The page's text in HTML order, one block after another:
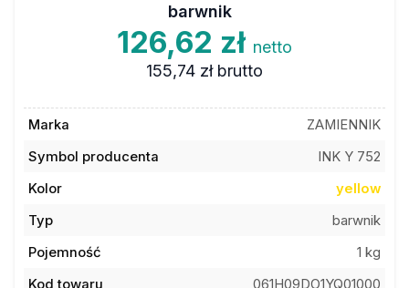
barwnik
126,62 zł netto
155,74 zł brutto
Marka
ZAMIENNIK
Symbol producenta
INK Y 752
Kolor
yellow
Typ
barwnik
Pojemność
1 kg
Kod towaru
061H09DO1YQ01000